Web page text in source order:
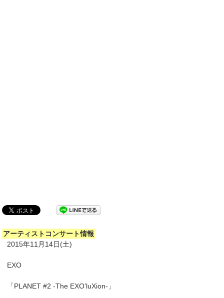
アーティストコンサート情報
2015年11月14日(土)
EXO
「PLANET #2 -The EXO’luXion-」